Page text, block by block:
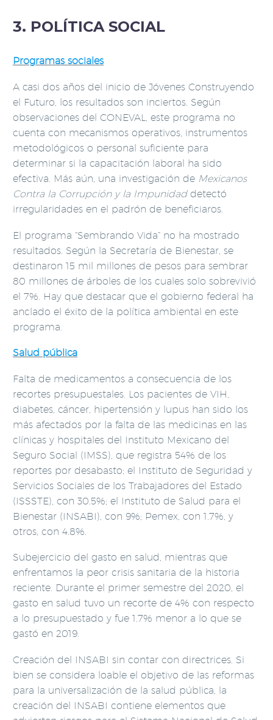
3. POLÍTICA SOCIAL
Programas sociales
A casi dos años del inicio de Jóvenes Construyendo
el Futuro, los resultados son inciertos. Según
observaciones del CONEVAL, este programa no
cuenta con mecanismos operativos, instrumentos
metodológicos o personal suficiente para
determinar si la capacitación laboral ha sido
efectiva. Más aún, una investigación de Mexicanos
Contra la Corrupción y la Impunidad detectó
irregularidades en el padrón de beneficiaros.
El programa “Sembrando Vida” no ha mostrado
resultados. Según la Secretaría de Bienestar, se
destinaron 15 mil millones de pesos para sembrar
80 millones de árboles de los cuales solo sobrevivió
el 7%. Hay que destacar que el gobierno federal ha
anclado el éxito de la política ambiental en este
programa.
Salud pública
Falta de medicamentos a consecuencia de los
recortes presupuestales. Los pacientes de VIH,
diabetes, cáncer, hipertensión y lupus han sido los
más afectados por la falta de las medicinas en las
clínicas y hospitales del Instituto Mexicano del
Seguro Social (IMSS), que registra 54% de los
reportes por desabasto; el Instituto de Seguridad y
Servicios Sociales de los Trabajadores del Estado
(ISSSTE), con 30.5%; el Instituto de Salud para el
Bienestar (INSABI), con 9%; Pemex, con 1.7%, y
otros, con 4.8%.
Subejercicio del gasto en salud, mientras que
enfrentamos la peor crisis sanitaria de la historia
reciente. Durante el primer semestre del 2020, el
gasto en salud tuvo un recorte de 4% con respecto
a lo presupuestado y fue 1.7% menor a lo que se
gastó en 2019.
Creación del INSABI sin contar con directrices. Si
bien se considera loable el objetivo de las reformas
para la universalización de la salud pública, la
creación del INSABI contiene elementos que